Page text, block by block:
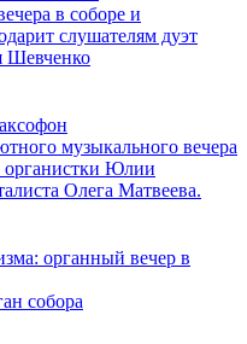
в соборе и
слушателям дуэт
Шевченко
музыкального вечера
органистки Юлии
Олега Матвеева.
органный вечер в
собора